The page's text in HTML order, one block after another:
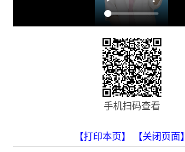
手机扫码查看
【打印本页】 【关闭页面】